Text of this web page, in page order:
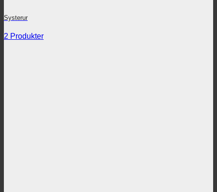
Systerur
2 Produkter